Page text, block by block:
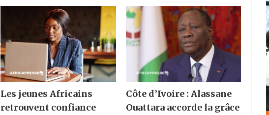
Les jeunes Africains
retrouvent confiance
Côte d’Ivoire : Alassane
Ouattara accorde la grâce